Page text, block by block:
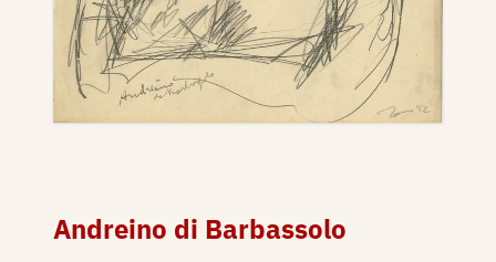
Andreino di Barbassolo